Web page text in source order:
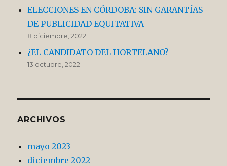
ELECCIONES EN CÓRDOBA: SIN GARANTÍAS
DE PUBLICIDAD EQUITATIVA
8 diciembre, 2022
¿EL CANDIDATO DEL HORTELANO?
13 octubre, 2022
ARCHIVOS
mayo 2023
diciembre 2022